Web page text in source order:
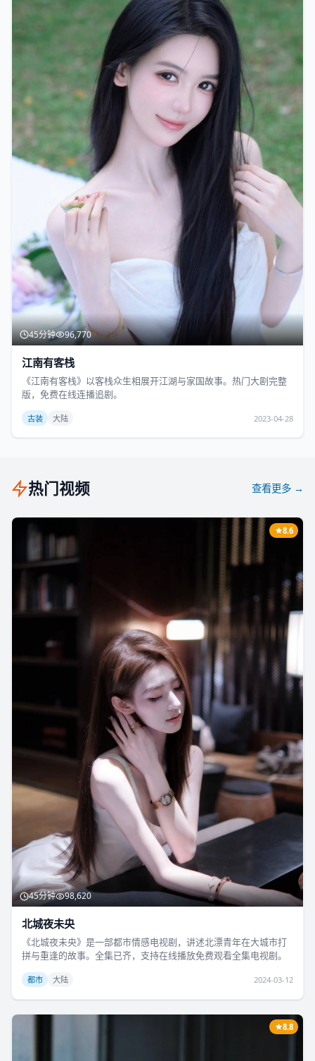
45分钟 96,770
江南有客栈
《江南有客栈》以客栈众生相展开江湖与家国故事。热门大剧完整
版，免费在线连播追剧。
古装 大陆 2023-04-28
热门视频 查看更多 →
45分钟 98,620
8.6
北城夜未央
《北城夜未央》是一部都市情感电视剧，讲述北漂青年在大城市打
拼与重逢的故事。全集已齐，支持在线播放免费观看全集电视剧。
都市 大陆 2024-03-12
8.8